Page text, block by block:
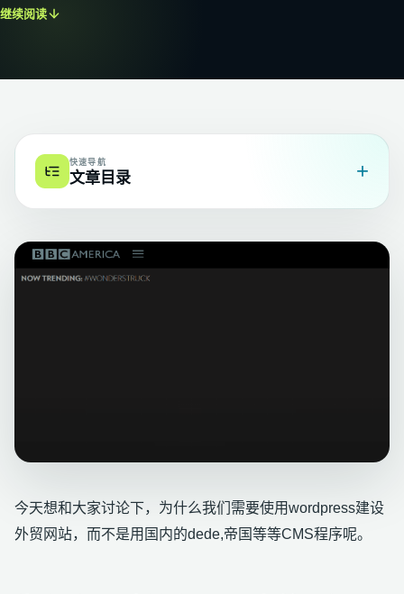
继续阅读
快速导航
文章目录 +
今天想和大家讨论下，为什么我们需要使用wordpress建设
外贸网站，而不是用国内的dede,帝国等等CMS程序呢。